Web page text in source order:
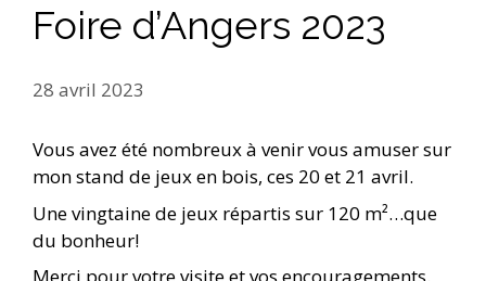
Foire d’Angers 2023
28 avril 2023
Vous avez été nombreux à venir vous amuser sur
mon stand de jeux en bois, ces 20 et 21 avril.
Une vingtaine de jeux répartis sur 120 m²…que
du bonheur!